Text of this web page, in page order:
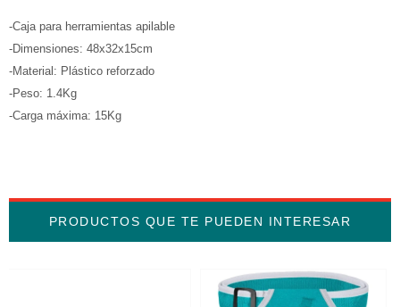
-Caja para herramientas apilable
-Dimensiones: 48x32x15cm
-Material: Plástico reforzado
-Peso: 1.4Kg
-Carga máxima: 15Kg
PRODUCTOS QUE TE PUEDEN INTERESAR